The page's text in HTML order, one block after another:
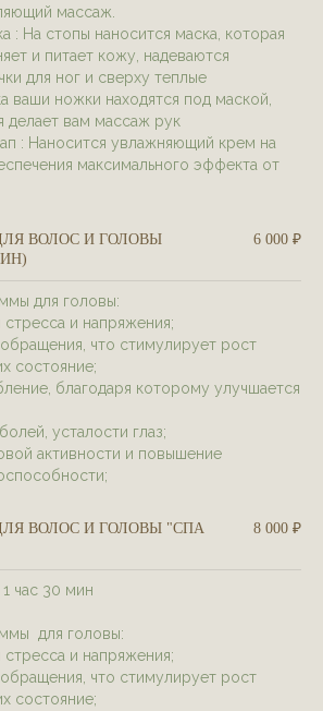
массаж.
: На стопы наносится маска, которая
и питает кожу, надеваются
для ног и сверху теплые
ваши ножки находятся под маской,
делает вам массаж рук
: Наносится увлажняющий крем на
максимального эффекта от
ВОЛОС И ГОЛОВЫ
6 000 ₽
для головы:
и напряжения;
что стимулирует рост
состояние;
благодаря которому улучшается
усталости глаз;
активности и повышение
ВОЛОС И ГОЛОВЫ "СПА
8 000 ₽
час 30 мин
для головы:
и напряжения;
что стимулирует рост
состояние;